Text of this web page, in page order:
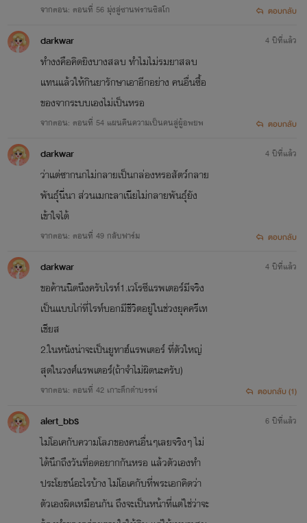
จากตอน: ตอนที่ 56 มุ่งสู่​ซานฟรานซิสโก​ ตอบกลับ
darkwar
ทำงงคือคิดยิงบางสลบ ทำไมไม่รมยาสลบ
แทนแล้วให้กินยารักษาเอาอีกอย่าง คนอื่นซื้อ
ของจากระบบเองไม่เป็นหรอ
จากตอน: ตอนที่ 54 แผนคืนความเป็นคนสู่ผู้อพยพ
4 ปีที่แล้ว
ตอบกลับ
darkwar
ว่าแต่ซากนกไม่กลายเป็นกล่องหรอสัตว์กลาย
พันธุ์นี่นา ส่วนเมกะลาเนียไม่กลายพันธุ์ยัง
เข้าใจได้
จากตอน: ตอนที่ 49 กลับฟาร์ม​
4 ปีที่แล้ว
ตอบกลับ
darkwar
ขอค้านนิดนึงครับไรท์1.เวโรซีแรพเตอร์มีจริง
เป็นแบบไก่ที่ไรท์บอกมีชีวิตอยู่ในช่วงยุคครีเท
เชียส
2.ในหนังน่าจะเป็นยูทาฮ์แรพเตอร์ ที่ตัวใหญ่
สุดในวงศ์แรพเตอร์(ถ้าจำไม่ผิดนะครับ)
จากตอน: ตอนที่ 42 เกาะดึกดำบรรพ์
4 ปีที่แล้ว
ตอบกลับ (1)
alert_bbร
ไม่โอเคกับความโลภของคนอื่นๆเลยจริงๆ ไม่
ได้นึกถึงวันที่อดอยากกันหรอ แล้วตัวเองทำ
ประโยชน์อะไรบ้าง ไม่โอเคกับที่พระเอกคิดว่า
ตัวเองผิดเหมือนกัน ถึงจะเป็นหน้าที่แต่ใช่ว่าจะ
6 ปีที่แล้ว